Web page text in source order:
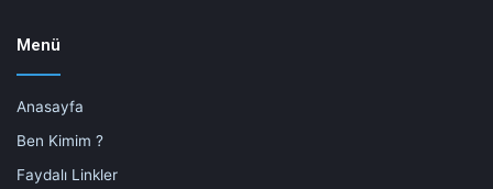
Menü
Anasayfa
Ben Kimim ?
Faydalı Linkler